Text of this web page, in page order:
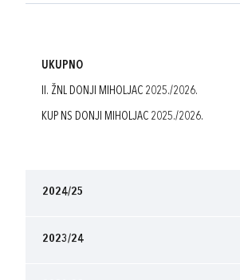
UKUPNO
II. ŽNL DONJI MIHOLJAC 2025./2026.
KUP NS DONJI MIHOLJAC 2025./2026.
2024/25
2023/24